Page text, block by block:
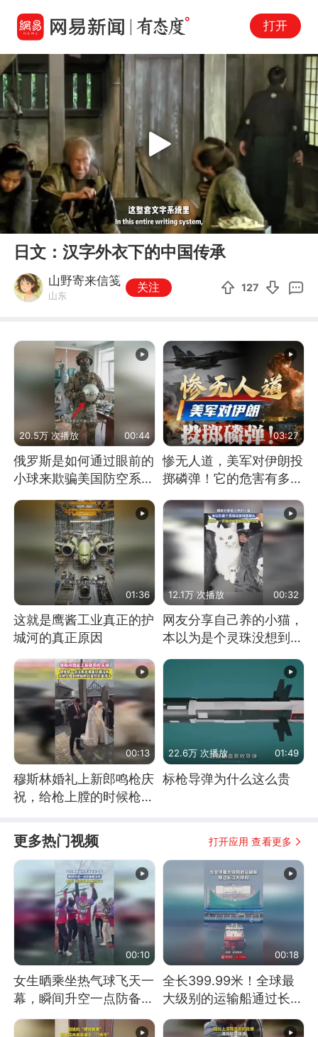
打开
00:00 04:44
Play
日文：汉字外衣下的中国传承
山野寄来信笺
山东
关注 127
20.5万 次播放 00:44
俄罗斯是如何通过眼前的
小球来欺骗美国防空系统
的
03:27
惨无人道，美军对伊朗投
掷磷弹！它的危害有多
大？
01:36
这就是鹰酱工业真正的护
城河的真正原因
12.1万 次播放 00:32
网友分享自己养的小猫，
本以为是个灵珠没想到是
00:13
穆斯林婚礼上新郎鸣枪庆
祝，给枪上膛的时候枪口
22.6万 次播放 01:49
标枪导弹为什么这么贵
更多热门视频 打开应用 查看更多
00:10
女生晒乘坐热气球飞天一
幕，瞬间升空一点防备都
没有
00:18
全长399.99米！全球最
大级别的运输船通过长江
大桥这一幕，太震撼了！